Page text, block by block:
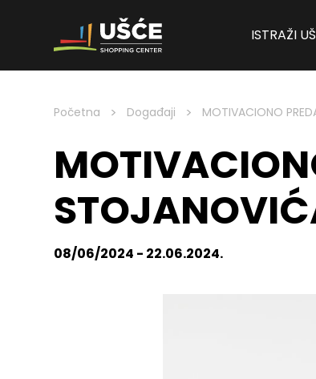
Skip to content
ISTRAŽI
Početna > Događaji > MOTIVACIONO
08/06/2024 - 22.06.2024.